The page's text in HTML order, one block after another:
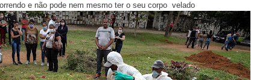
e não pode nem mesmo ter o seu corpo velado